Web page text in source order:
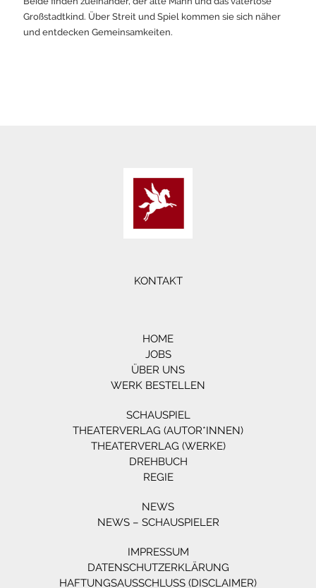
Großstadtkind. Über Streit und Spiel kommen sie sich näher
und entdecken Gemeinsamkeiten.
KONTAKT
HOME
JOBS
ÜBER UNS
WERK BESTELLEN
SCHAUSPIEL
THEATERVERLAG (AUTOR*INNEN)
THEATERVERLAG (WERKE)
DREHBUCH
REGIE
NEWS
NEWS – SCHAUSPIELER
IMPRESSUM
DATENSCHUTZERKLÄRUNG
HAFTUNGSAUSSCHLUSS (DISCLAIMER)